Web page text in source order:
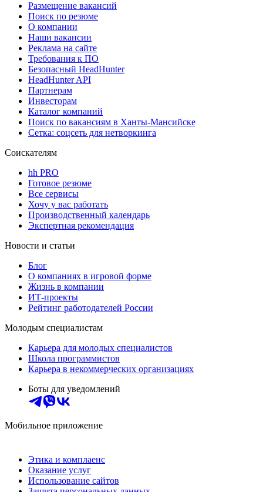
Размещение вакансий
Поиск по резюме
О компании
Наши вакансии
Реклама на сайте
Требования к ПО
Безопасный HeadHunter
HeadHunter API
Партнерам
Инвесторам
Каталог компаний
Поиск по вакансиям в Ханты-Мансийске
Сетка: соцсеть для нетворкинга
Соискателям
hh PRO
Готовое резюме
Все сервисы
Хочу у вас работать
Производственный календарь
Экспертная рекомендация
Новости и статьи
Блог
О компаниях в игровой форме
Жизнь в компании
ИТ-проекты
Рейтинг работодателей России
Молодым специалистам
Карьера для молодых специалистов
Школа программистов
Карьера в некоммерческих организациях
Боты для уведомлений
Мобильное приложение
Этика и комплаенс
Оказание услуг
Использование сайтов